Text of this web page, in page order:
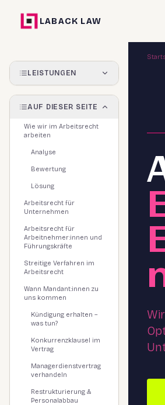
LABACK LAW
LEISTUNGEN
AUF DIESER SEITE
Wie wir im Arbeitsrecht
arbeiten
Analyse
Bewertung
Lösung
Arbeitsrecht für
Unternehmen
Arbeitsrecht für
Arbeitnehmer:innen und
Führungskräfte
Streitige Verfahren im
Arbeitsrecht
Wann Mandant:innen zu
uns kommen
Kündigung erhalten –
was tun?
Konkurrenzklausel im
Vertrag
Managerdienstvertrag
verhandeln
Restrukturierung &
Personalabbau